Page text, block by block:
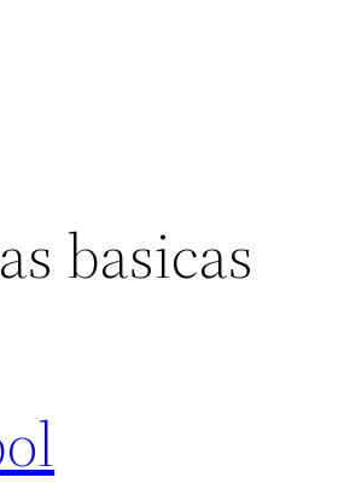
basicas